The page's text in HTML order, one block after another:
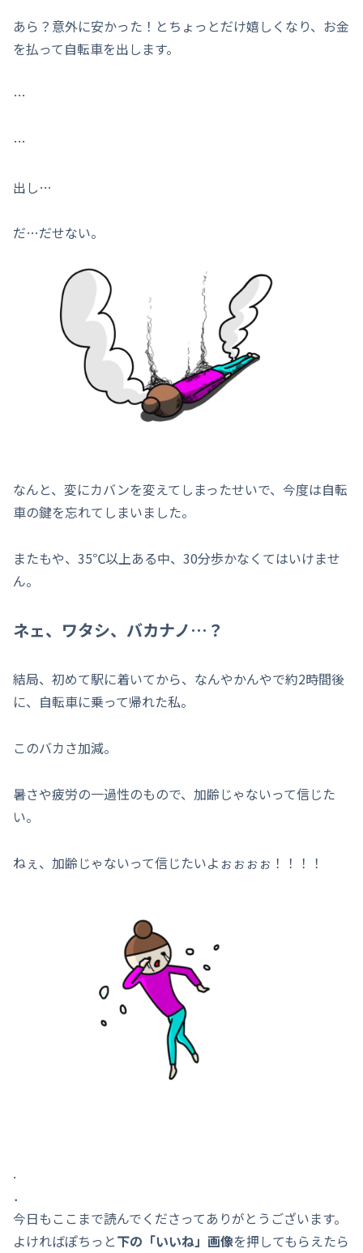
あら？意外に安かった！とちょっとだけ嬉しくなり、お金
を払って自転車を出します。
…
…
出し…
だ…だせない。
なんと、変にカバンを変えてしまったせいで、今度は自転
車の鍵を忘れてしまいました。
またもや、35℃以上ある中、30分歩かなくてはいけませ
ん。
ネェ、ワタシ、バカナノ…？
結局、初めて駅に着いてから、なんやかんやで約2時間後
に、自転車に乗って帰れた私。
このバカさ加減。
暑さや疲労の一過性のもので、加齢じゃないって信じた
い。
ねぇ、加齢じゃないって信じたいよぉぉぉぉ！！！！
.
．
今日もここまで読んでくださってありがとうございます。
よければぽちっと下の「いいね」画像を押してもらえたら